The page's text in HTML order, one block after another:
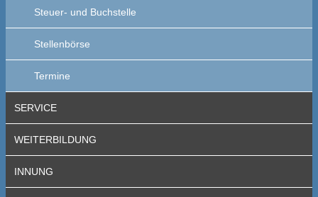
Steuer- und Buchstelle
Stellenbörse
Termine
SERVICE
WEITERBILDUNG
INNUNG